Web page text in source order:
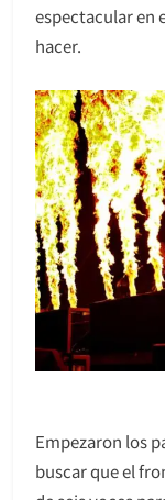
espectacular en
hacer.
Empezaron los
buscar que el